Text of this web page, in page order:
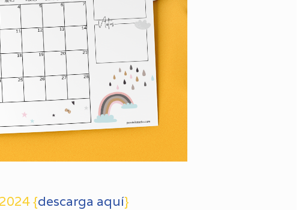
{descarga aquí}